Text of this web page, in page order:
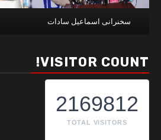
سخنرانی اسماعیل سادات
VISITOR COUNT!
2169812
TOTAL VISITORS